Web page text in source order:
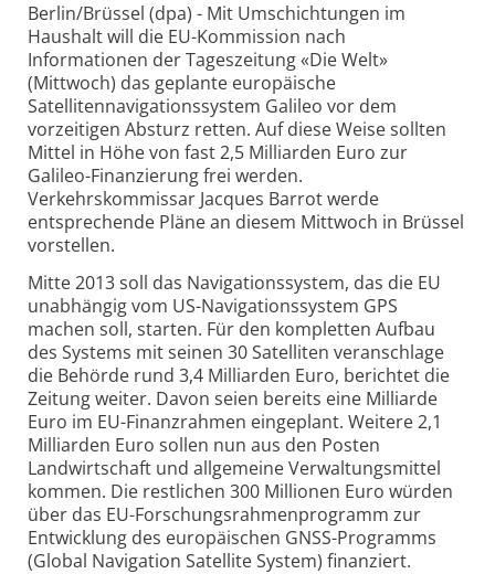
Berlin/Brüssel (dpa) - Mit Umschichtungen im
Haushalt will die EU-Kommission nach
Informationen der Tageszeitung «Die Welt»
(Mittwoch) das geplante europäische
Satellitennavigationssystem Galileo vor dem
vorzeitigen Absturz retten. Auf diese Weise sollten
Mittel in Höhe von fast 2,5 Milliarden Euro zur
Galileo-Finanzierung frei werden.
Verkehrskommissar Jacques Barrot werde
entsprechende Pläne an diesem Mittwoch in Brüssel
vorstellen.
Mitte 2013 soll das Navigationssystem, das die EU
unabhängig vom US-Navigationssystem GPS
machen soll, starten. Für den kompletten Aufbau
des Systems mit seinen 30 Satelliten veranschlage
die Behörde rund 3,4 Milliarden Euro, berichtet die
Zeitung weiter. Davon seien bereits eine Milliarde
Euro im EU-Finanzrahmen eingeplant. Weitere 2,1
Milliarden Euro sollen nun aus den Posten
Landwirtschaft und allgemeine Verwaltungsmittel
kommen. Die restlichen 300 Millionen Euro würden
über das EU-Forschungsrahmenprogramm zur
Entwicklung des europäischen GNSS-Programms
(Global Navigation Satellite System) finanziert.